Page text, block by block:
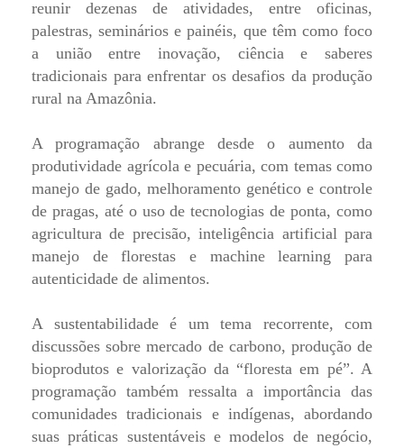
reunir dezenas de atividades, entre oficinas,
palestras, seminários e painéis, que têm como foco
a união entre inovação, ciência e saberes
tradicionais para enfrentar os desafios da produção
rural na Amazônia.
A programação abrange desde o aumento da
produtividade agrícola e pecuária, com temas como
manejo de gado, melhoramento genético e controle
de pragas, até o uso de tecnologias de ponta, como
agricultura de precisão, inteligência artificial para
manejo de florestas e machine learning para
autenticidade de alimentos.
A sustentabilidade é um tema recorrente, com
discussões sobre mercado de carbono, produção de
bioprodutos e valorização da “floresta em pé”. A
programação também ressalta a importância das
comunidades tradicionais e indígenas, abordando
suas práticas sustentáveis e modelos de negócio,